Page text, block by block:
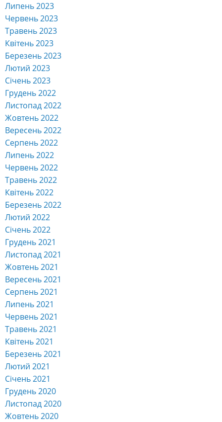
Липень 2023
Червень 2023
Травень 2023
Квітень 2023
Березень 2023
Лютий 2023
Січень 2023
Грудень 2022
Листопад 2022
Жовтень 2022
Вересень 2022
Серпень 2022
Липень 2022
Червень 2022
Травень 2022
Квітень 2022
Березень 2022
Лютий 2022
Січень 2022
Грудень 2021
Листопад 2021
Жовтень 2021
Вересень 2021
Серпень 2021
Липень 2021
Червень 2021
Травень 2021
Квітень 2021
Березень 2021
Лютий 2021
Січень 2021
Грудень 2020
Листопад 2020
Жовтень 2020